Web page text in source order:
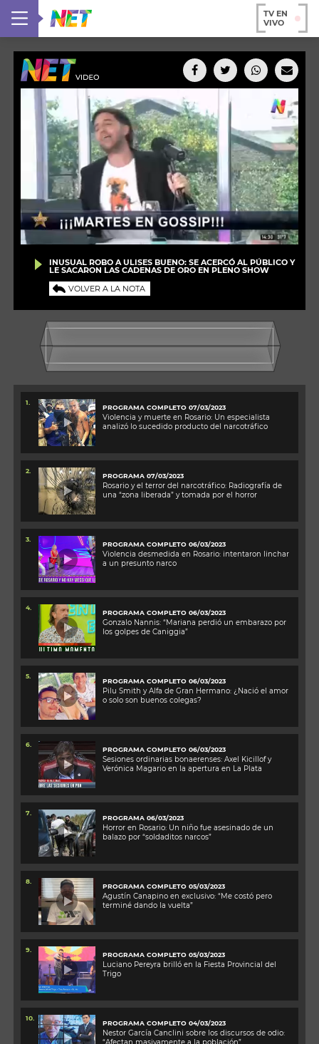
TV EN
VIVO
INUSUAL ROBO A ULISES BUENO: SE ACERCÓ AL PÚBLICO Y
LE SACARON LAS CADENAS DE ORO EN PLENO SHOW
VOLVER A LA NOTA
1.
PROGRAMA COMPLETO 07/03/2023
Violencia y muerte en Rosario: Un especialista
analizó lo sucedido producto del narcotráfico
2.
PROGRAMA 07/03/2023
Rosario y el terror del narcotráfico: Radiografía de
una “zona liberada” y tomada por el horror
3.
PROGRAMA COMPLETO 06/03/2023
Violencia desmedida en Rosario: intentaron linchar
a un presunto narco
4.
PROGRAMA COMPLETO 06/03/2023
Gonzalo Nannis: “Mariana perdió un embarazo por
los golpes de Caniggia”
5.
PROGRAMA COMPLETO 06/03/2023
Pilu Smith y Alfa de Gran Hermano: ¿Nació el amor
o solo son buenos colegas?
6.
PROGRAMA COMPLETO 06/03/2023
Sesiones ordinarias bonaerenses: Axel Kicillof y
Verónica Magario en la apertura en La Plata
7.
PROGRAMA 06/03/2023
Horror en Rosario: Un niño fue asesinado de un
balazo por “soldaditos narcos”
8.
PROGRAMA COMPLETO 05/03/2023
Agustín Canapino en exclusivo: “Me costó pero
terminé dando la vuelta”
9.
PROGRAMA COMPLETO 05/03/2023
Luciano Pereyra brilló en la Fiesta Provincial del
Trigo
10.
PROGRAMA COMPLETO 04/03/2023
Nestor García Canclini sobre los discursos de odio: